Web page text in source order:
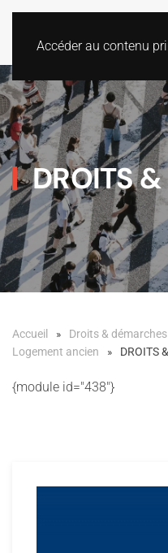
Accéder au contenu
DROITS &
Accueil Droits & démarches
Logement ancien
DROITS
{module id="438"}